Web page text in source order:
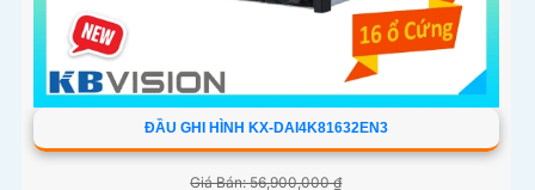
ĐẦU GHI HÌNH KX-DAI4K81632EN3
Giá Bán: 56,900,000 ₫